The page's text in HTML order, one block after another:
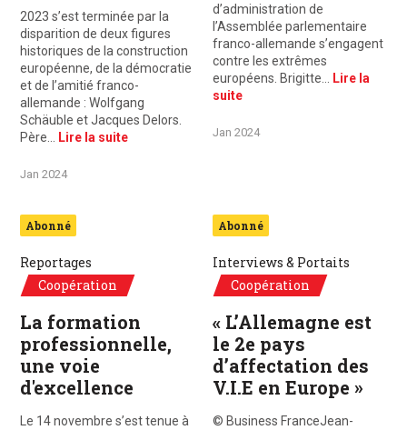
2023 s’est terminée par la
disparition de deux figures
historiques de la construction
européenne, de la démocratie
et de l’amitié franco-
allemande : Wolfgang
Schäuble et Jacques Delors.
Père…
Lire la suite
Jan 2024
d’administration de
l’Assemblée parlementaire
franco-allemande s’engagent
contre les extrêmes
européens. Brigitte…
Lire la
suite
Jan 2024
Abonné
Reportages
Coopération
La formation
professionnelle,
une voie
d'excellence
Le 14 novembre s’est tenue à
Abonné
Interviews & Portaits
Coopération
« L’Allemagne est
le 2e pays
d’affectation des
V.I.E en Europe »
© Business FranceJean-